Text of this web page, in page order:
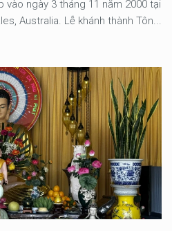
vào ngày 3 tháng 11 năm 2000 tại
Australia. Lễ khánh thành Tôn...